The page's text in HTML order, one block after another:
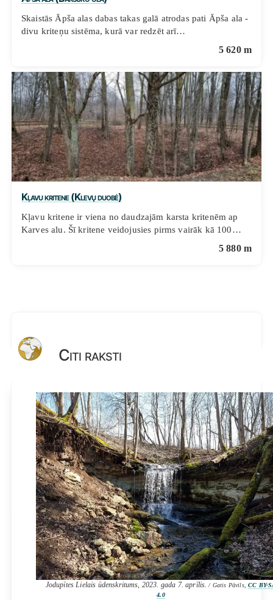
Skaistās Āpša alas dabas takas galā atrodas pati Āpša ala -
divu kriteņu sistēma, kurā var redzēt arī…
5 620 m
Kļavu kritene (Klevų duobė)
Kļavu kritene ir viena no daudzajām karsta kritenēm ap
Karves alu. Šī kritene veidojusies pirms vairāk kā 100…
5 880 m
Citi raksti
Jodupītes Lielais ūdenskritums, 2023. gada 7. aprīlis./ Gatis Pāvils,CC BY-
4.0